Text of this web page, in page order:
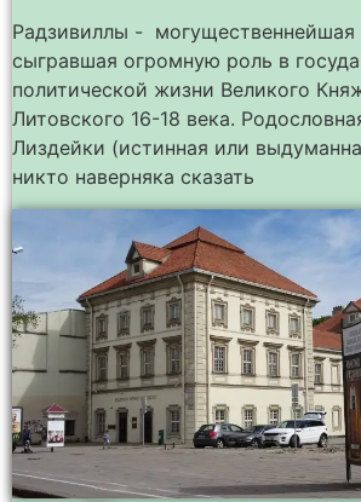
Радзивиллы - могущественнейшая
сыгравшая огромную роль в
политической жизни Великого
Литовского 16-18 века.
Лиздейки (истинная или
никто наверняка сказать